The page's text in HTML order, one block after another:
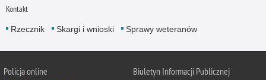
Kontakt
Rzecznik Skargi i wnioski Sprawy weteranów
Policjaonline
Biuletyn Informacji Publicznej